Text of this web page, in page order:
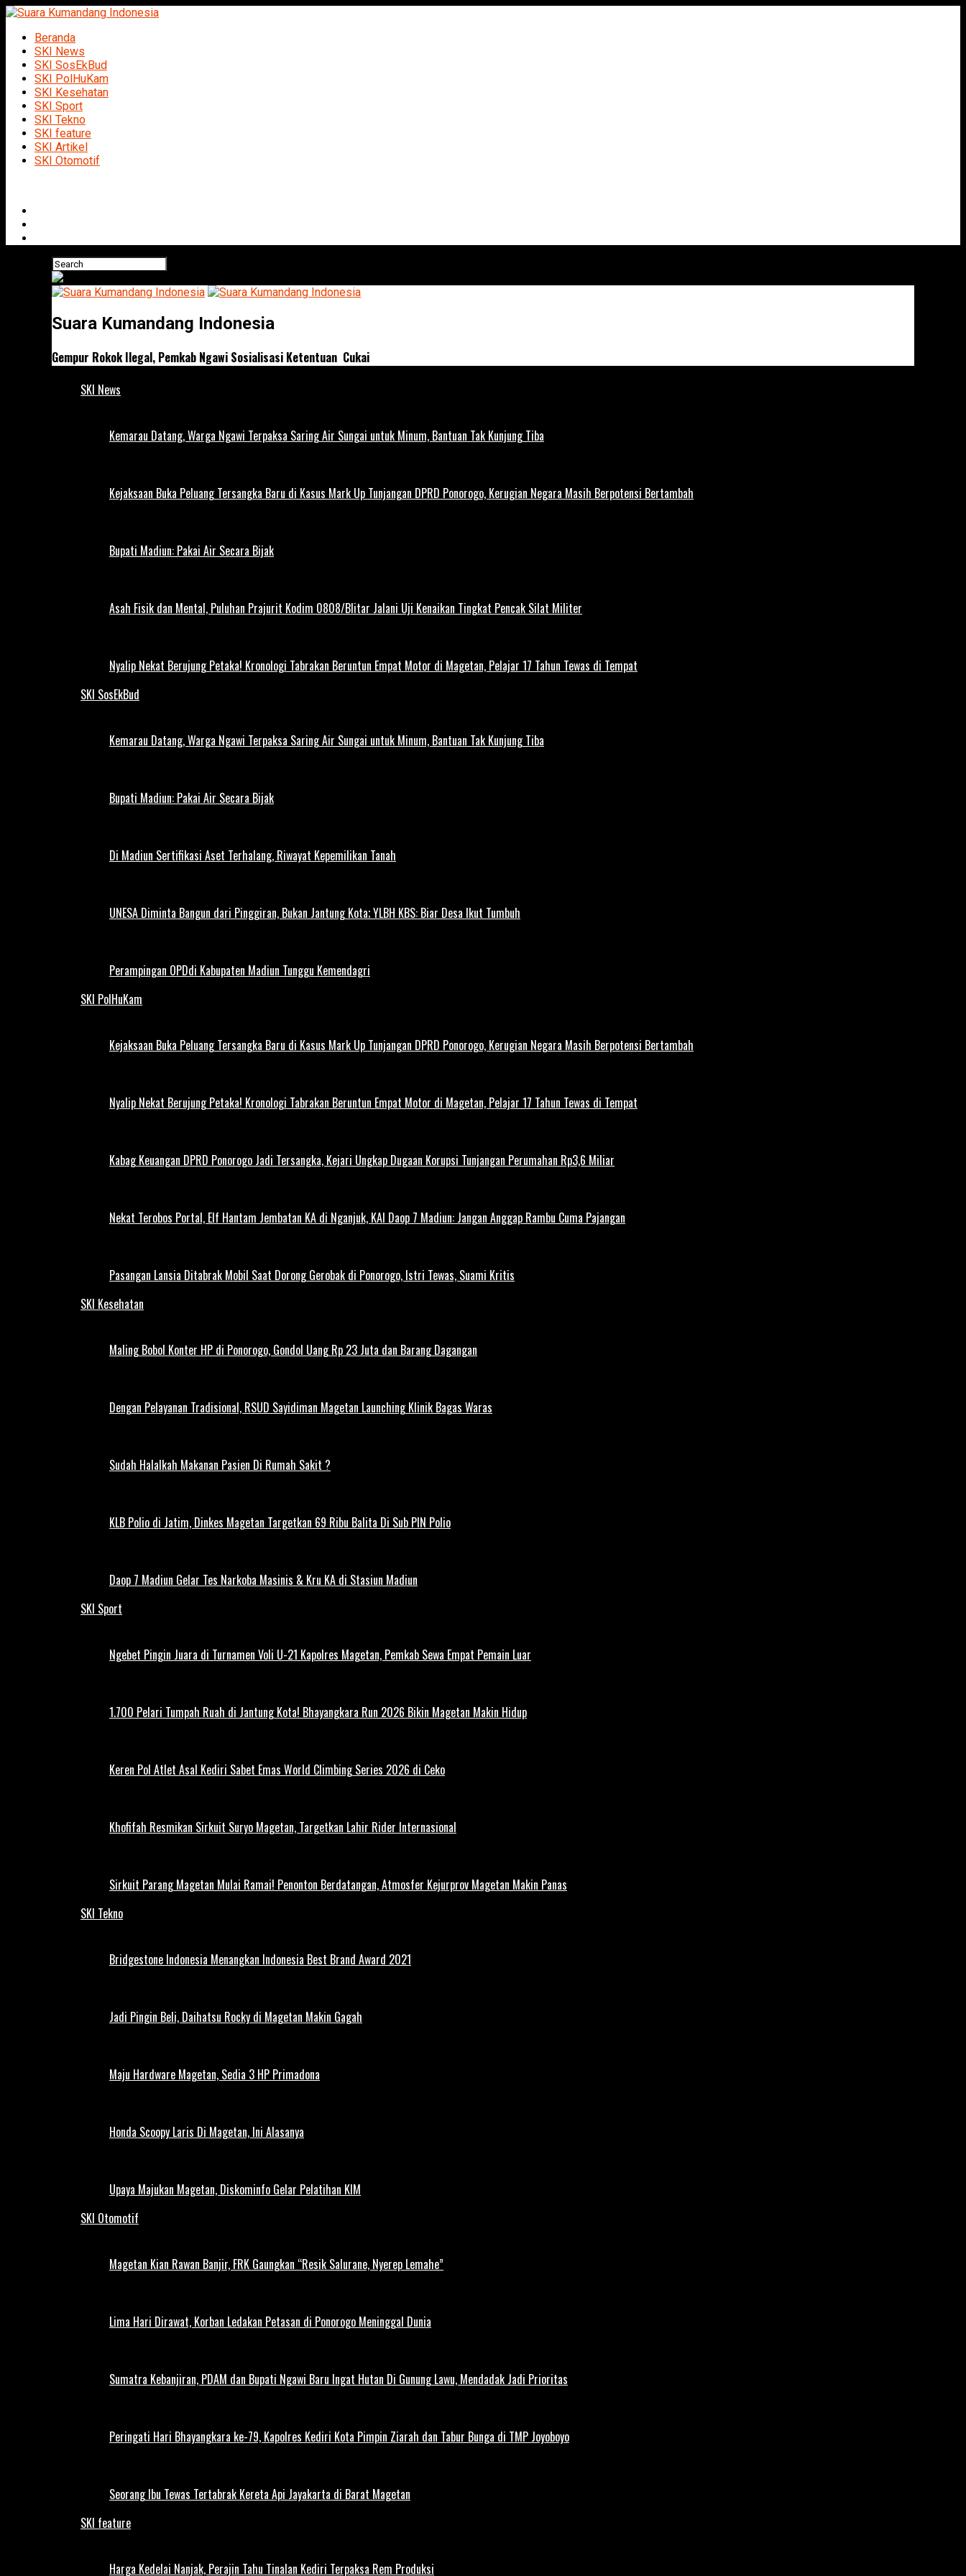
Beranda
SKI News
SKI SosEkBud
SKI PolHuKam
SKI Kesehatan
SKI Sport
SKI Tekno
SKI feature
SKI Artikel
SKI Otomotif
Suara Kumandang Indonesia
Gempur Rokok Ilegal, Pemkab Ngawi Sosialisasi Ketentuan Cukai
SKI News
Kemarau Datang, Warga Ngawi Terpaksa Saring Air Sungai untuk Minum, Bantuan Tak Kunjung Tiba
Kejaksaan Buka Peluang Tersangka Baru di Kasus Mark Up Tunjangan DPRD Ponorogo, Kerugian Negara Masih Berpotensi Bertambah
Bupati Madiun: Pakai Air Secara Bijak
Asah Fisik dan Mental, Puluhan Prajurit Kodim 0808/Blitar Jalani Uji Kenaikan Tingkat Pencak Silat Militer
Nyalip Nekat Berujung Petaka! Kronologi Tabrakan Beruntun Empat Motor di Magetan, Pelajar 17 Tahun Tewas di Tempat
SKI SosEkBud
Kemarau Datang, Warga Ngawi Terpaksa Saring Air Sungai untuk Minum, Bantuan Tak Kunjung Tiba
Bupati Madiun: Pakai Air Secara Bijak
Di Madiun Sertifikasi Aset Terhalang, Riwayat Kepemilikan Tanah
UNESA Diminta Bangun dari Pinggiran, Bukan Jantung Kota; YLBH KBS: Biar Desa Ikut Tumbuh
Perampingan OPDdi Kabupaten Madiun Tunggu Kemendagri
SKI PolHuKam
Kejaksaan Buka Peluang Tersangka Baru di Kasus Mark Up Tunjangan DPRD Ponorogo, Kerugian Negara Masih Berpotensi Bertambah
Nyalip Nekat Berujung Petaka! Kronologi Tabrakan Beruntun Empat Motor di Magetan, Pelajar 17 Tahun Tewas di Tempat
Kabag Keuangan DPRD Ponorogo Jadi Tersangka, Kejari Ungkap Dugaan Korupsi Tunjangan Perumahan Rp3,6 Miliar
Nekat Terobos Portal, Elf Hantam Jembatan KA di Nganjuk, KAI Daop 7 Madiun: Jangan Anggap Rambu Cuma Pajangan
Pasangan Lansia Ditabrak Mobil Saat Dorong Gerobak di Ponorogo, Istri Tewas, Suami Kritis
SKI Kesehatan
Maling Bobol Konter HP di Ponorogo, Gondol Uang Rp 23 Juta dan Barang Dagangan
Dengan Pelayanan Tradisional, RSUD Sayidiman Magetan Launching Klinik Bagas Waras
Sudah Halalkah Makanan Pasien Di Rumah Sakit ?
KLB Polio di Jatim, Dinkes Magetan Targetkan 69 Ribu Balita Di Sub PIN Polio
Daop 7 Madiun Gelar Tes Narkoba Masinis & Kru KA di Stasiun Madiun
SKI Sport
Ngebet Pingin Juara di Turnamen Voli U-21 Kapolres Magetan, Pemkab Sewa Empat Pemain Luar
1.700 Pelari Tumpah Ruah di Jantung Kota! Bhayangkara Run 2026 Bikin Magetan Makin Hidup
Keren Pol Atlet Asal Kediri Sabet Emas World Climbing Series 2026 di Ceko
Khofifah Resmikan Sirkuit Suryo Magetan, Targetkan Lahir Rider Internasional
Sirkuit Parang Magetan Mulai Ramai! Penonton Berdatangan, Atmosfer Kejurprov Magetan Makin Panas
SKI Tekno
Bridgestone Indonesia Menangkan Indonesia Best Brand Award 2021
Jadi Pingin Beli, Daihatsu Rocky di Magetan Makin Gagah
Maju Hardware Magetan, Sedia 3 HP Primadona
Honda Scoopy Laris Di Magetan, Ini Alasanya
Upaya Majukan Magetan, Diskominfo Gelar Pelatihan KIM
SKI Otomotif
Magetan Kian Rawan Banjir, FRK Gaungkan “Resik Salurane, Nyerep Lemahe”
Lima Hari Dirawat, Korban Ledakan Petasan di Ponorogo Meninggal Dunia
Sumatra Kebanjiran, PDAM dan Bupati Ngawi Baru Ingat Hutan Di Gunung Lawu, Mendadak Jadi Prioritas
Peringati Hari Bhayangkara ke-79, Kapolres Kediri Kota Pimpin Ziarah dan Tabur Bunga di TMP Joyoboyo
Seorang Ibu Tewas Tertabrak Kereta Api Jayakarta di Barat Magetan
SKI feature
Harga Kedelai Nanjak, Perajin Tahu Tinalan Kediri Terpaksa Rem Produksi